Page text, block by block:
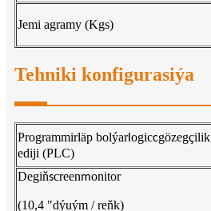
Jemi agramy (Kgs)
Tehniki konfigurasiýa
Programmirläp bolýarlogiccgözegçilik
ediji (PLC)
Degiňscreenmonitor
(10,4 "dýuým / reňk)